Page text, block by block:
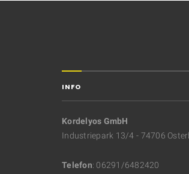
INFO
Kordelyos GmbH
Industriepark 13/4 - 74706
Telefon: 06291/6482420